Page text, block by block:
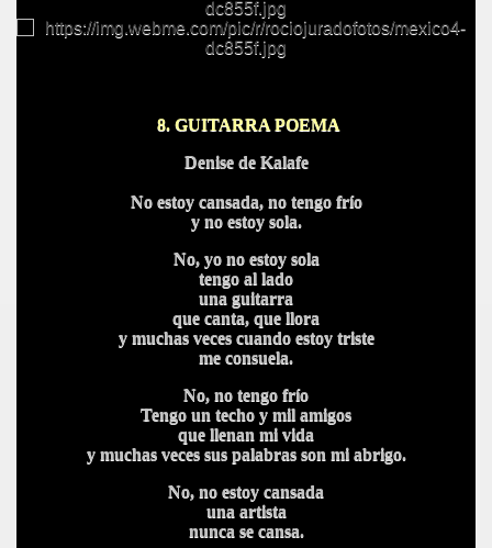
8. GUITARRA POEMA
Denise de Kalafe
No estoy cansada, no tengo frío
y no estoy sola.
No, yo no estoy sola
tengo al lado
una guitarra
que canta, que llora
y muchas veces cuando estoy triste
me consuela.
No, no tengo frío
Tengo un techo y mil amigos
que llenan mi vida
y muchas veces sus palabras son mi abrigo.
No, no estoy cansada
una artista
nunca se cansa.